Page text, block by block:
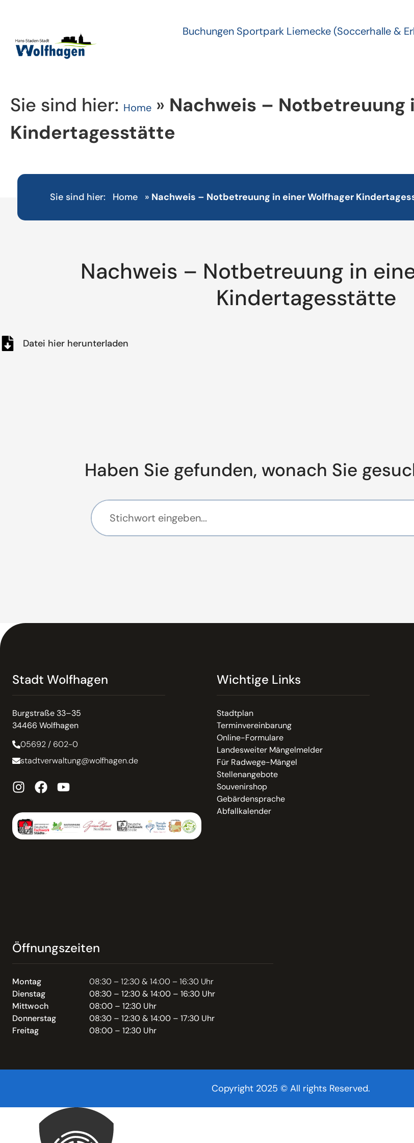
Buchungen Sportpark Liemecke (Soccerhalle &
Sie sind hier: Home » Nachweis – Notbetreuung
Kindertagesstätte
Sie sind hier: Home » Nachweis – Notbetreuung in einer Wolfhager
Nachweis – Notbetreuung in
Kindertagesstätte
Datei hier herunterladen
Haben Sie gefunden, wonach Sie
Stadt Wolfhagen
Burgstraße 33–35
34466 Wolfhagen
05692 / 602-0
stadtverwaltung@wolfhagen.de
Wichtige Links
Stadtplan
Terminvereinbarung
Online-Formulare
Landesweiter Mängelmelder
Für Radwege-Mängel
Stellenangebote
Souvenirshop
Gebärdensprache
Abfallkalender
Öffnungszeiten
Montag
08:30 – 12:30 & 14:00 – 16:30 Uhr
Dienstag
08:30 – 12:30 & 14:00 – 16:30 Uhr
Mittwoch
08:00 – 12:30 Uhr
Donnerstag
08:30 – 12:30 & 14:00 – 17:30 Uhr
Freitag
08:00 – 12:30 Uhr
Copyright 2025 © All rights Reserved.